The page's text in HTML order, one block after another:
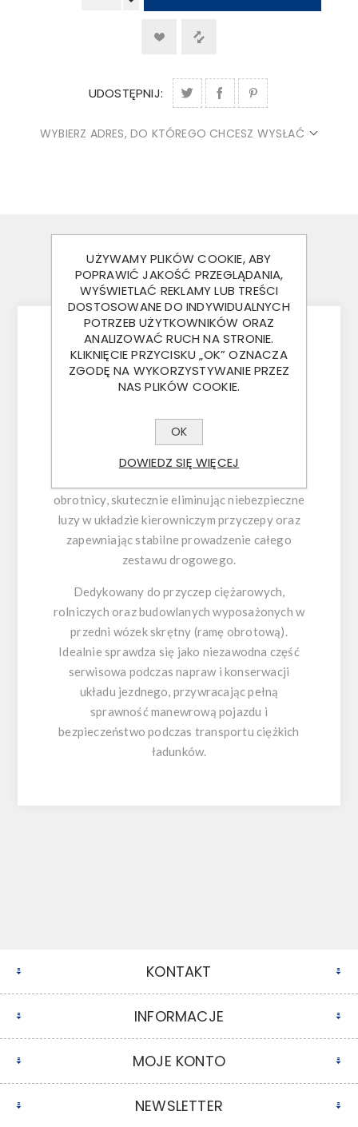
UDOSTĘPNIJ:
WYBIERZ ADRES, DO KTÓREGO CHCESZ WYSŁAĆ
OPIS
KONTAKT
Nowy, kompletny zestaw naprawczy
zawierający sworzeń główny oraz idealnie
Wykonany z wysokogatunkowej stali o
podwyższonej odporności na ścieranie i
ogromne obciążenia dynamiczne. Element ten
obrotnicy, skutecznie eliminując niebezpieczne
luzy w układzie kierowniczym przyczepy oraz
zapewniając stabilne prowadzenie całego
zestawu drogowego.
Dedykowany do przyczep ciężarowych,
rolniczych oraz budowlanych wyposażonych w
przedni wózek skrętny (ramę obrotową).
Idealnie sprawdza się jako niezawodna część
serwisowa podczas napraw i konserwacji
układu jezdnego, przywracając pełną
sprawność manewrową pojazdu i
bezpieczeństwo podczas transportu ciężkich
ładunków.
KONTAKT
INFORMACJE
MOJE KONTO
NEWSLETTER
UŻYWAMY PLIKÓW COOKIE, ABY
POPRAWIĆ JAKOŚĆ PRZEGLĄDANIA,
WYŚWIETLAĆ REKLAMY LUB TREŚCI
DOSTOSOWANE DO INDYWIDUALNYCH
POTRZEB UŻYTKOWNIKÓW ORAZ
ANALIZOWAĆ RUCH NA STRONIE.
KLIKNIĘCIE PRZYCISKU „OK” OZNACZA
ZGODĘ NA WYKORZYSTYWANIE PRZEZ
NAS PLIKÓW COOKIE.
OK
DOWIEDZ SIĘ WIĘCEJ